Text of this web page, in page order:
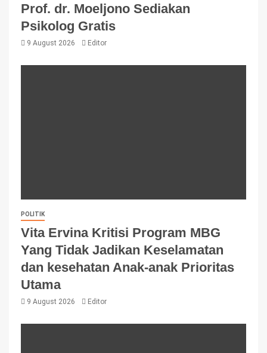
Prof. dr. Moeljono Sediakan
Psikolog Gratis
9 August 2026 Editor
POLITIK
Vita Ervina Kritisi Program MBG
Yang Tidak Jadikan Keselamatan
dan kesehatan Anak-anak Prioritas
Utama
9 August 2026 Editor